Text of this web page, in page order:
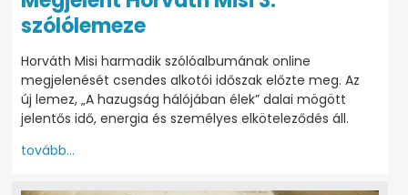
szólólemeze
Horváth Misi harmadik szólóalbumának online
megjelenését csendes alkotói időszak előzte meg. Az
új lemez, „A hazugság hálójában élek” dalai mögött
jelentős idő, energia és személyes elköteleződés áll.
tovább...